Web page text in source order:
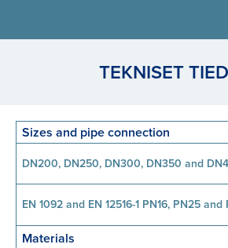
TEKNISET
Sizes and pipe connection
DN200, DN250, DN300, DN350 and
EN 1092 and EN 12516-1 PN16, PN25 and
Materials